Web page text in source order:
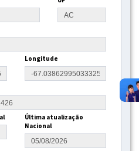
Longitude
Última atualização
Nacional